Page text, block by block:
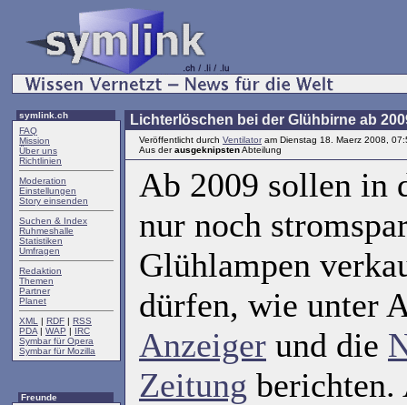
symlink.ch
FAQ
Mission
Über uns
Richtlinien
Moderation
Einstellungen
Story einsenden
Suchen & Index
Ruhmeshalle
Statistiken
Umfragen
Redaktion
Themen
Partner
Planet
XML
| RDF | RSS
PDA | WAP | IRC
Symbar für Opera
Symbar für Mozilla
Freunde
Lichterlöschen bei der Glühbirne ab
Veröffentlicht durch Ventilatoram Dienstag 18. Maerz 2008,
Aus derausgeknipstenAbteilung
Ab 2009 sollen in
nur noch
Glühlampen
dürfen, wie unter
Anzeiger und die
Zeitung